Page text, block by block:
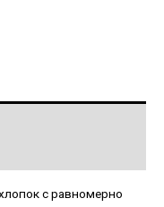
с равномерно